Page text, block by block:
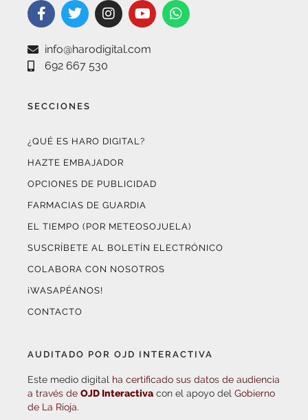
info@harodigital.com
692 667 530
SECCIONES
¿QUÉ ES HARO DIGITAL?
HAZTE EMBAJADOR
OPCIONES DE PUBLICIDAD
FARMACIAS DE GUARDIA
EL TIEMPO (POR METEOSOJUELA)
SUSCRÍBETE AL BOLETÍN ELECTRÓNICO
COLABORA CON NOSOTROS
¡WASAPÉANOS!
CONTACTO
AUDITADO POR OJD INTERACTIVA
Este medio digital ha certificado sus datos de audiencia
a través de OJD Interactiva con el apoyo del Gobierno
de La Rioja.